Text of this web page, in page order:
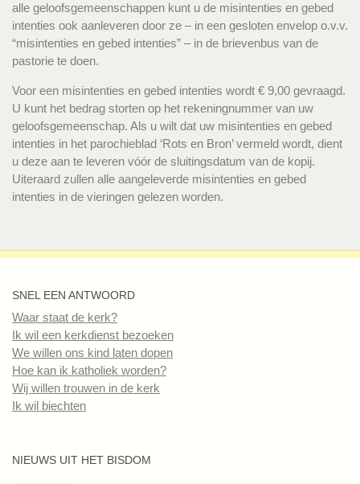
alle geloofsgemeenschappen kunt u de misintenties en gebed
intenties ook aanleveren door ze – in een gesloten envelop o.v.v.
“misintenties en gebed intenties” – in de brievenbus van de
pastorie te doen.
Voor een misintenties en gebed intenties wordt € 9,00 gevraagd.
U kunt het bedrag storten op het rekeningnummer van uw
geloofsgemeenschap. Als u wilt dat uw misintenties en gebed
intenties in het parochieblad ‘Rots en Bron’ vermeld wordt, dient
u deze aan te leveren vóór de sluitingsdatum van de kopij.
Uiteraard zullen alle aangeleverde misintenties en gebed
intenties in de vieringen gelezen worden.
SNEL EEN ANTWOORD
Waar staat de kerk?
Ik wil een kerkdienst bezoeken
We willen ons kind laten dopen
Hoe kan ik katholiek worden?
Wij willen trouwen in de kerk
Ik wil biechten
NIEUWS UIT HET BISDOM